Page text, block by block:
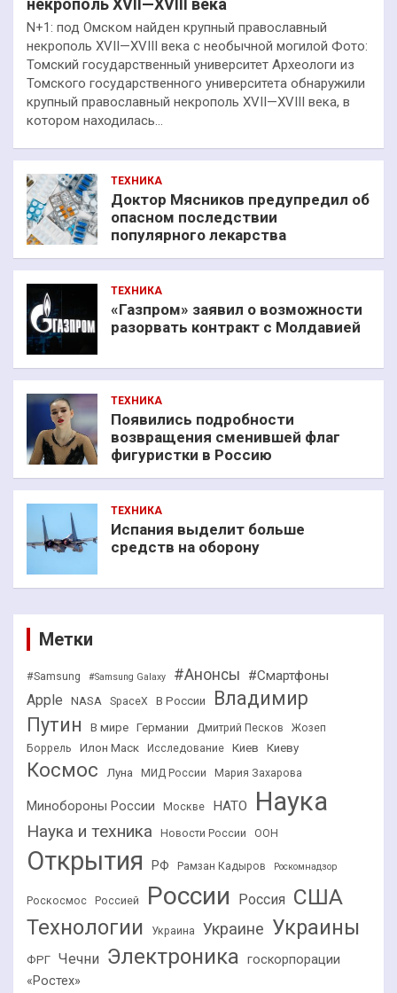
некрополь XVII—XVIII века
N+1: под Омском найден крупный православный
некрополь XVII—XVIII века с необычной могилой Фото:
Томский государственный университет Археологи из
Томского государственного университета обнаружили
крупный православный некрополь XVII—XVIII века, в
котором находилась…
ТЕХНИКА
Доктор Мясников предупредил об
опасном последствии
популярного лекарства
ТЕХНИКА
«Газпром» заявил о возможности
разорвать контракт с Молдавией
ТЕХНИКА
Появились подробности
возвращения сменившей флаг
фигуристки в Россию
ТЕХНИКА
Испания выделит больше
средств на оборону
Метки
#Samsung #Samsung Galaxy #Анонсы #Смартфоны
Apple NASA SpaceX В России
Владимир
Путин
В мире Германии Дмитрий Песков
Жозеп
Боррель
Илон Маск Исследование Киев Киеву
Космос Луна МИД России Мария Захарова
Минобороны России Москве НАТО Наука
Наука и техника Новости России ООН
Открытия РФ Рамзан Кадыров Роскомнадзор
Роскосмос Россией России Россия США
Технологии Украина Украине Украины
ФРГ Чечни Электроника госкорпорации
«Ростех»